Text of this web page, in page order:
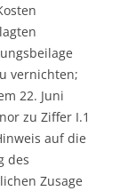
vernichten;
22. Juni
zu Ziffer I.1
auf die
des
Zusage